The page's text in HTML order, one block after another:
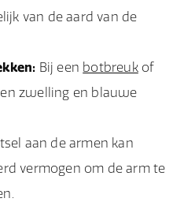
van de aard van de
Bij een botbreukof
zwelling en blauwe
aan de armen kan
vermogen om de arm te